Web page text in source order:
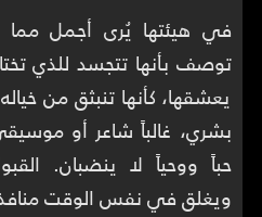
في هيئتها يُرى أجمل مما
توصف بأنها تتجسد للذي
يعشقها، كأنها تنبثق من
بشري، غالباً شاعر أو
حباً ووحياً لا ينضبان.
ويغلق في نفس الوقت منافذ